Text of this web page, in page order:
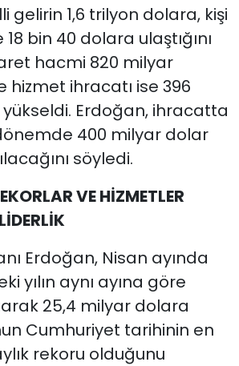
gelirin 1,6 trilyon dolara, kişi
18 bin 40 dolara ulaştığını
hacmi 820 milyar
hizmet ihracatı ise 396
Erdoğan, ihracatta
400 milyar dolar
söyledi.
VE HİZMETLER
Erdoğan, Nisan ayında
yılın aynı ayına göre
25,4 milyar dolara
Cumhuriyet tarihinin en
rekoru olduğunu